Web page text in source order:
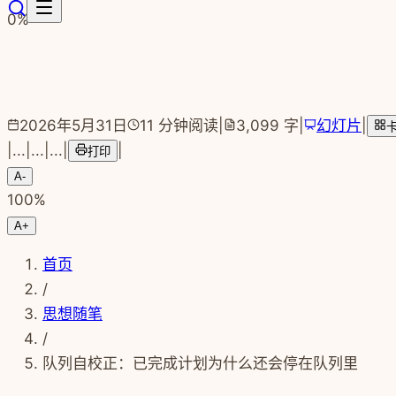
跳转到主要内容
0%
2026年5月31日 11 分钟阅读 3,099 字 幻灯片
... ... ... 打印
A-
100%
A+
首页
/
思想随笔
/
队列自校正：已完成计划为什么还会停在队列里